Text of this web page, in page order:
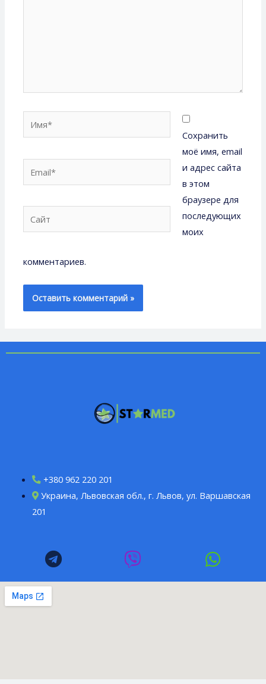
Сохранить
моё имя, email
и адрес сайта
в этом
браузере для
последующих
моих
комментариев.
+380 962 220 201
Украина, Львовская обл., г. Львов, ул. Варшавская
201